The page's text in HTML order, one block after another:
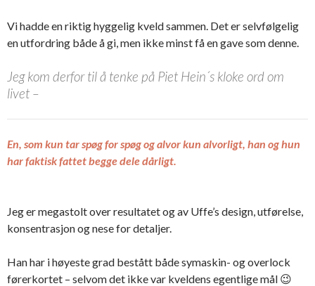
Vi hadde en riktig hyggelig kveld sammen. Det er selvfølgelig
en utfordring både å gi, men ikke minst få en gave som denne.
Jeg kom derfor til å tenke på Piet Hein´s kloke ord om
livet –
En, som kun tar spøg for spøg og alvor kun alvorligt, han og hun
har faktisk fattet begge dele dårligt.
Jeg er megastolt over resultatet og av Uffe’s design, utførelse,
konsentrasjon og nese for detaljer.
Han har i høyeste grad bestått både symaskin- og overlock
førerkortet – selvom det ikke var kveldens egentlige mål 😉